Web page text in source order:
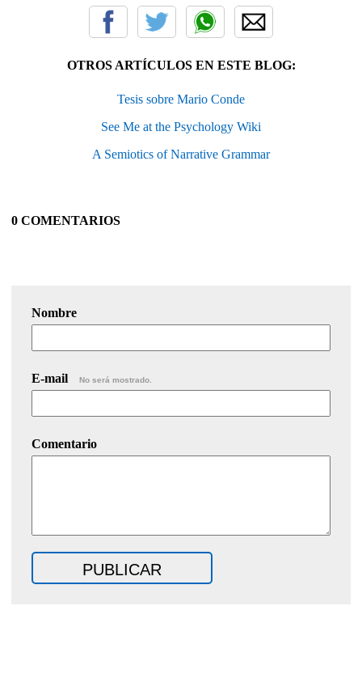
OTROS ARTÍCULOS EN ESTE BLOG:
Tesis sobre Mario Conde
See Me at the Psychology Wiki
A Semiotics of Narrative Grammar
0 COMENTARIOS
Nombre
E-mail No será mostrado.
Comentario